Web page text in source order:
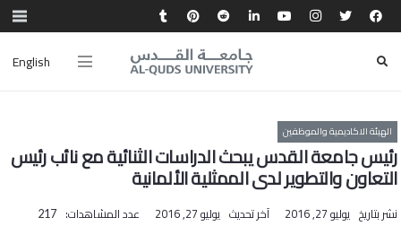
English
الهيئة الاكاديمية والموظفين
رئيس جامعة القدس يبحث الدراسات الثنائية مع نائب رئيس
التعاون والتطوير لدى الممثلية الألمانية
نشر بتاريخ يوليو 27, 2016 آخر تحديث يوليو 27, 2016 عدد المشاهدات: 217